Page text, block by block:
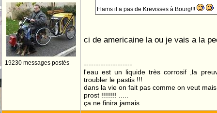
19230 messages postés
Flams il a pas de Krevisses à Bourg!!!
ci de americaine la ou je vais a la
--------------------
l'eau est un liquide très corrosif ,la
troubler le pastis !!!
dans la vie on fait pas comme on veut
prost !!!!!!!! .....
ça ne finira jamais